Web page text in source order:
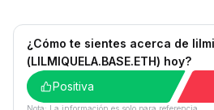
¿Cómo te sientes acerca de
(LILMIQUELA.BASE.ETH) hoy?
Positiva